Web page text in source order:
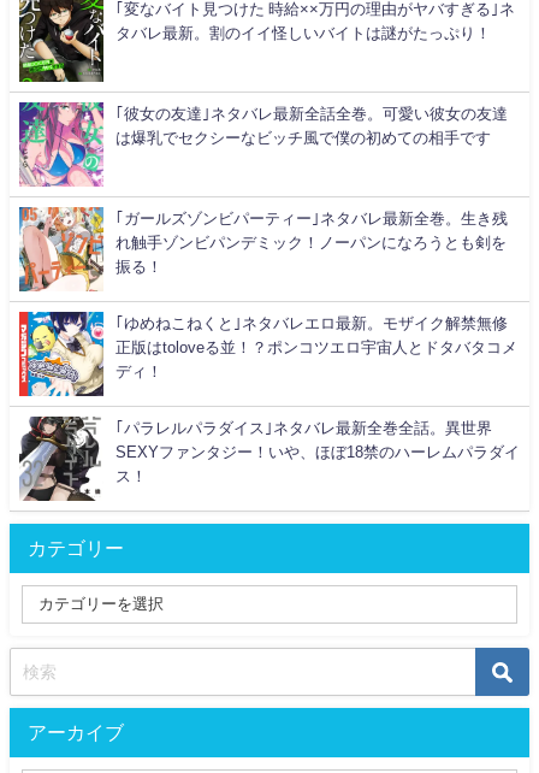
｢変なバイト見つけた 時給××万円の理由がヤバすぎる｣ネ
タバレ最新。割のイイ怪しいバイトは謎がたっぷり！
｢彼女の友達｣ネタバレ最新全話全巻。可愛い彼女の友達
は爆乳でセクシーなビッチ風で僕の初めての相手です
｢ガールズゾンビパーティー｣ネタバレ最新全巻。生き残
れ触手ゾンビパンデミック！ノーパンになろうとも剣を
振る！
｢ゆめねこねくと｣ネタバレエロ最新。モザイク解禁無修
正版はtoloveる並！？ポンコツエロ宇宙人とドタバタコメ
ディ！
｢パラレルパラダイス｣ネタバレ最新全巻全話。異世界
SEXYファンタジー！いや、ほぼ18禁のハーレムパラダイ
ス！
カテゴリー
アーカイブ